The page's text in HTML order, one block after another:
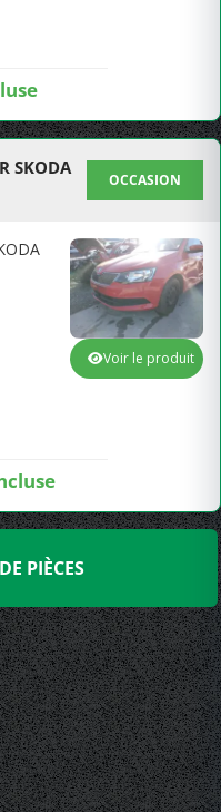
SKODA
OCCASION
Voir le produit
PIÈCES